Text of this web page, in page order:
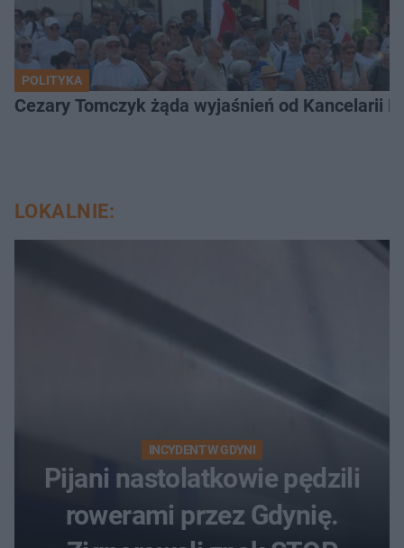
POLITYKA
Cezary Tomczyk żąda wyjaśnień od Kancelarii
LOKALNIE:
INCYDENT W GDYNI
Pijani nastolatkowie pędzili
rowerami przez Gdynię.